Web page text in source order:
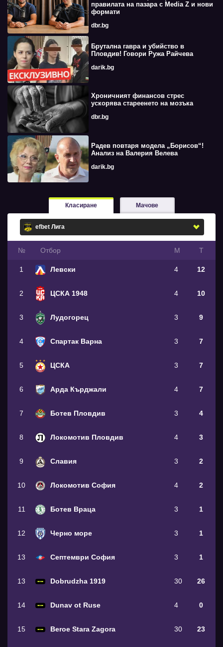
правилата на пазара с Media Z и нови
формати
dbr.bg
Брутална гавра и убийство в
Пловдив! Говори Ружа Райчева
darik.bg
Хроничният финансов стрес
ускорява стареенето на мозъка
dbr.bg
Радев повтаря модела „Борисов“!
Анализ на Валерия Велева
darik.bg
Класиране Мачове
№ Oтбор М Т
1 Левски 4 12
2 ЦСКА 1948 4 10
3 Лудогорец 3 9
4 Спартак Варна 3 7
5 ЦСКА 3 7
6 Арда Кърджали 4 7
7 Ботев Пловдив 3 4
8 Локомотив Пловдив 4 3
9 Славия 3 2
10 Локомотив София 4 2
11 Ботев Враца 3 1
12 Черно море 3 1
13 Септември София 3 1
13 Dobrudzha 1919 30 26
14 Dunav ot Ruse 4 0
15 Beroe Stara Zagora 30 23